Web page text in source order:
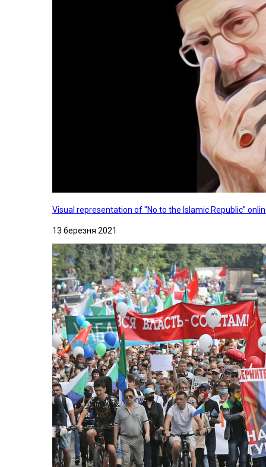
Visual representation of "No to the Islamic Republic”
13 березня 2021